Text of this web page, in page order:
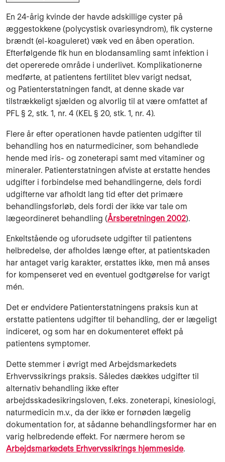
En 24-årig kvinde der havde adskillige cyster på
æggestokkene (polycystisk ovariesyndrom), fik cysterne
brændt (el-koaguleret) væk ved en åben operation.
Efterfølgende fik hun en blodansamling samt infektion i
det opererede område i underlivet. Komplikationerne
medførte, at patientens fertilitet blev varigt nedsat,
og Patienterstatningen fandt, at denne skade var
tilstrækkeligt sjælden og alvorlig til at være omfattet af
PFL § 2, stk. 1, nr. 4 (KEL § 20, stk. 1, nr. 4).
Flere år efter operationen havde patienten udgifter til
behandling hos en naturmediciner, som behandlede
hende med iris- og zoneterapi samt med vitaminer og
mineraler. Patienterstatningen afviste at erstatte hendes
udgifter i forbindelse med behandlingerne, dels fordi
udgifterne var afholdt lang tid efter det primære
behandlingsforløb, dels fordi der ikke var tale om
lægeordineret behandling (Årsberetningen 2002).
Enkeltstående og uforudsete udgifter til patientens
helbredelse, der afholdes længe efter, at patientskaden
har antaget varig karakter, erstattes ikke, men må anses
for kompenseret ved en eventuel godtgørelse for varigt
mén.
Det er endvidere Patienterstatningens praksis kun at
erstatte patientens udgifter til behandling, der er lægeligt
indiceret, og som har en dokumenteret effekt på
patientens symptomer.
Dette stemmer i øvrigt med Arbejdsmarkedets
Erhvervssikrings praksis. Således dækkes udgifter til
alternativ behandling ikke efter
arbejdsskadesikringsloven, f.eks. zoneterapi, kinesiologi,
naturmedicin m.v., da der ikke er fornøden lægelig
dokumentation for, at sådanne behandlingsformer har en
varig helbredende effekt. For nærmere herom se
Arbejdsmarkedets Erhvervssikrings hjemmeside.